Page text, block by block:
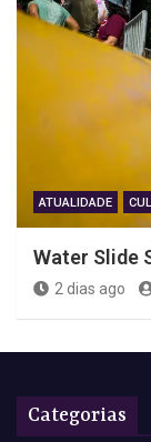
ATUALIDADE
Water Slide
2 dias ago
Categorias